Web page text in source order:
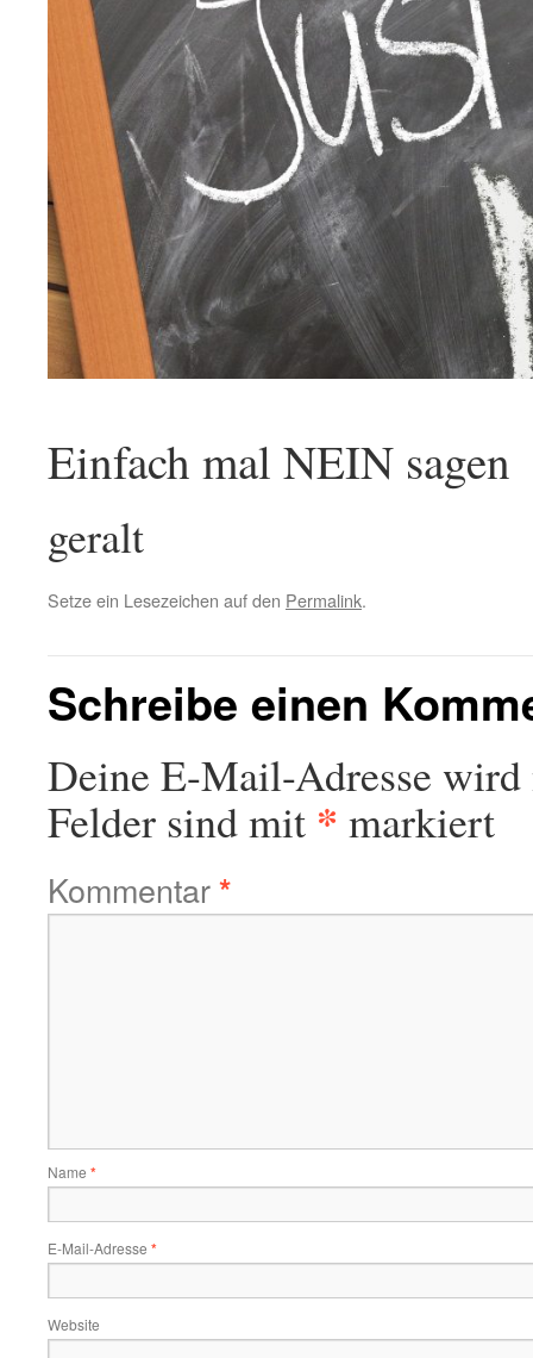
Einfach mal NEIN sagen
geralt
Setze ein Lesezeichen auf den Permalink.
Schreibe einen
Deine E-Mail-Adresse
Felder sind mit * markiert
Kommentar*
Name *
E-Mail-Adresse *
Website